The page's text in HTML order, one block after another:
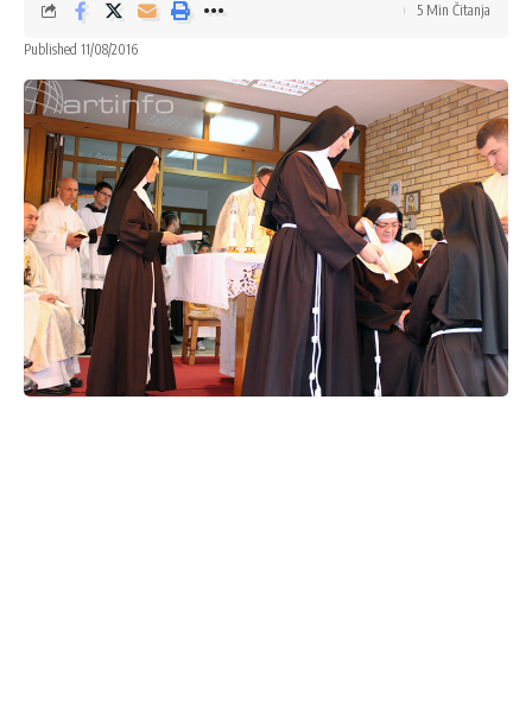
Published 11/08/2016
5 Min Čitanja